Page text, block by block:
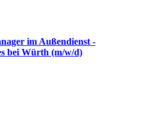
im Außendienst -
bei Würth (m/w/d)